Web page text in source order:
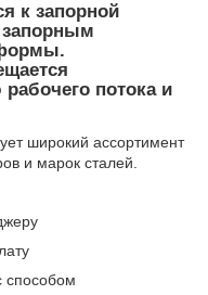
к запорной
запорным
потока и
широкий ассортимент
и марок сталей.
способом